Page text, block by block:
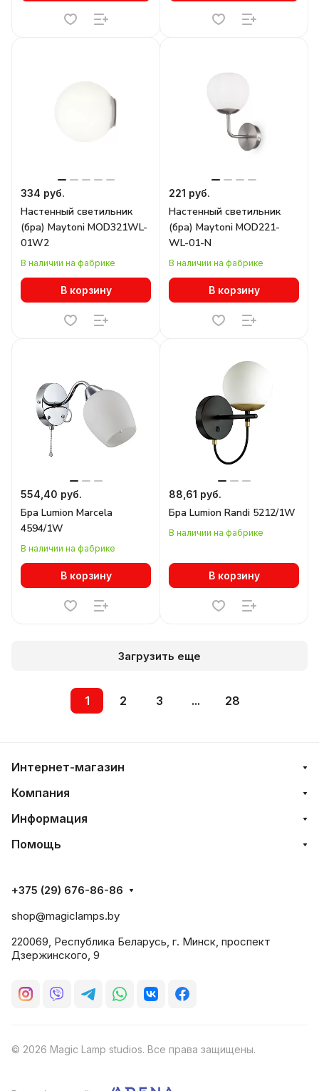
334 руб.
Настенный светильник
(бра) Maytoni MOD321WL-
01W2
В наличии на фабрике
В корзину
221 руб.
Настенный светильник
(бра) Maytoni MOD221-
WL-01-N
В наличии на фабрике
В корзину
554,40 руб.
Бра Lumion Marcela
4594/1W
В наличии на фабрике
В корзину
88,61 руб.
Бра Lumion Randi 5212/1W
В наличии на фабрике
В корзину
Загрузить еще
1 2 3 ... 28
Интернет-магазин
Компания
Информация
Помощь
+375 (29) 676-86-86
shop@magiclamps.by
220069, Республика Беларусь, г. Минск, проспект
Дзержинского, 9
© 2026 Magic Lamp studios. Все права защищены.